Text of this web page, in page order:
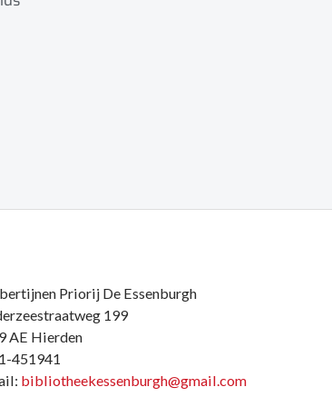
Priorij De Essenburgh
199
AE Hierden
451941
bibliotheekessenburgh@gmail.com